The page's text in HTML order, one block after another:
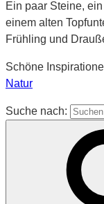
Ein paar Steine,
einem alten
Frühling und
Schöne
Natur
Suche nach: